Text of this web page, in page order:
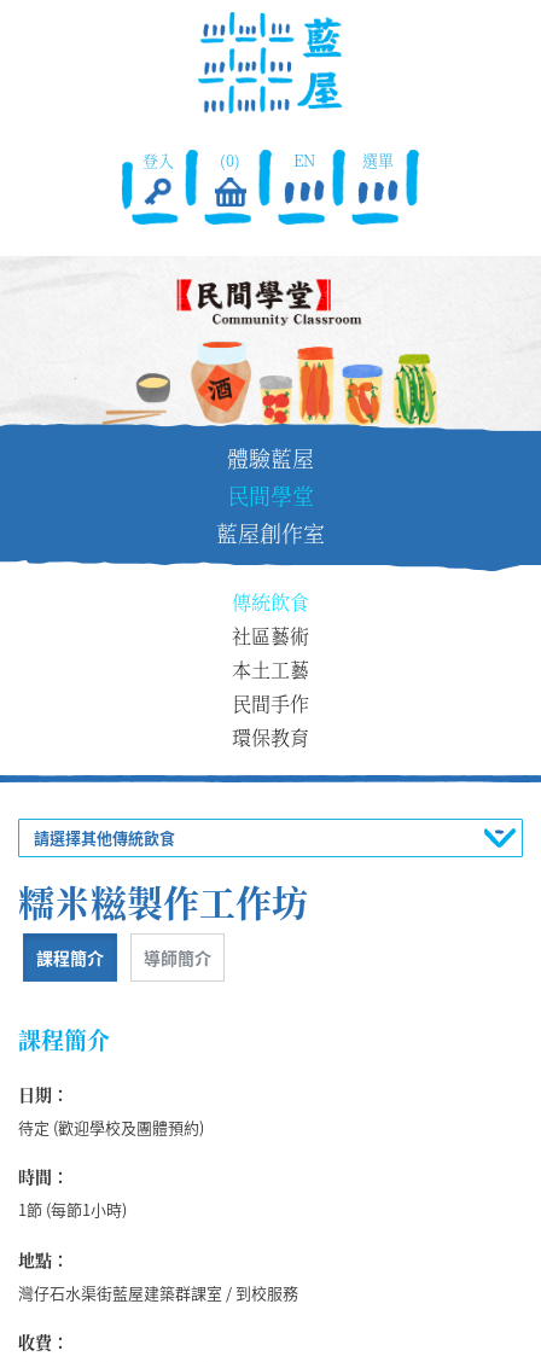
登入 (0) EN 選單
體驗藍屋
民間學堂
藍屋創作室
傳統飲食
社區藝術
本土工藝
民間手作
環保教育
請選擇其他傳統飲食
糯米糍製作工作坊
課程簡介 導師簡介
課程簡介
日期：
待定 (歡迎學校及團體預約)
時間：
1節 (每節1小時)
地點：
灣仔石水渠街藍屋建築群課室 / 到校服務
收費：